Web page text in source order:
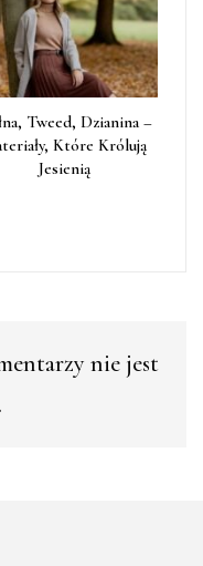
Tweed, Dzianina –
Które Królują
Jesienią
nie jest